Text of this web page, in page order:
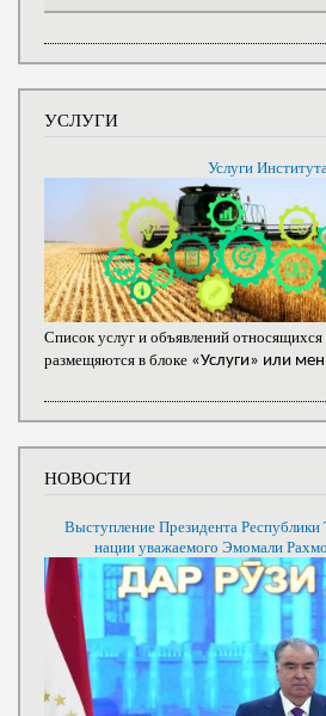
УСЛУГИ
Услуги
Список услуг и объявлений
размещяются в блоке «Услуги» или
НОВОСТИ
Выступление Президента
нации уважаемого Эмомали